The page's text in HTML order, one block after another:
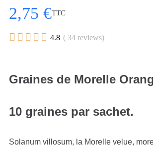
2,75 €TTC
     4.8 ( 34 reviews)
Graines de Morelle
10 graines par sachet.
Solanum villosum, la Morelle velue,